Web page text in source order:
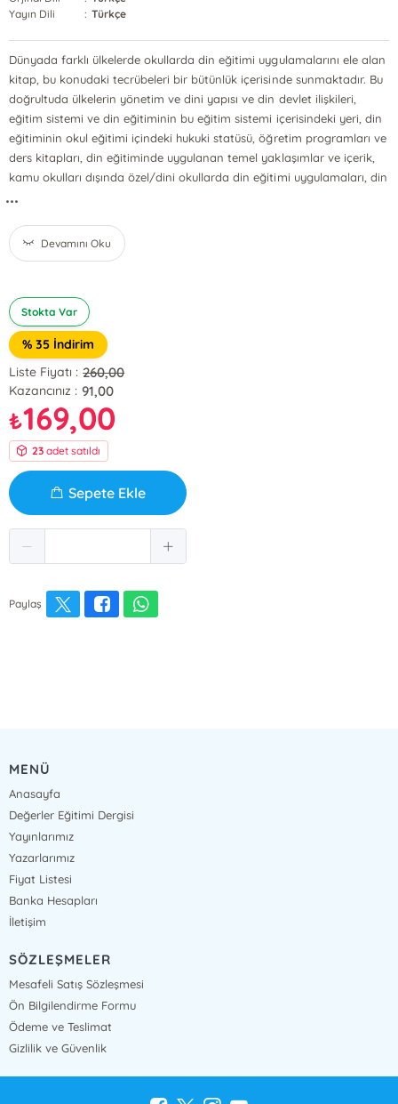
Yayın Dili
: Türkçe
Dünyada farklı ülkelerde okullarda din eğitimi uygulamalarını ele alan
kitap, bu konudaki tecrübeleri bir bütünlük içerisinde sunmaktadır. Bu
doğrultuda ülkelerin yönetim ve dini yapısı ve din devlet ilişkileri,
eğitim sistemi ve din eğitiminin bu eğitim sistemi içerisindeki yeri, din
eğitiminin okul eğitimi içindeki hukuki statüsü, öğretim programları ve
ders kitapları, din eğitiminde uygulanan temel yaklaşımlar ve içerik,
kamu okulları dışında özel/dini okullarda din eğitimi uygulamaları, din
...
Devamını Oku
Stokta Var
% 35 İndirim
Liste Fiyatı : 260,00
Kazancınız : 91,00
₺169,00
23 adet satıldı
Sepete Ekle
Paylaş
MENÜ
Anasayfa
Değerler Eğitimi Dergisi
Yayınlarımız
Yazarlarımız
Fiyat Listesi
Banka Hesapları
İletişim
SÖZLEŞMELER
Mesafeli Satış Sözleşmesi
Ön Bilgilendirme Formu
Ödeme ve Teslimat
Gizlilik ve Güvenlik